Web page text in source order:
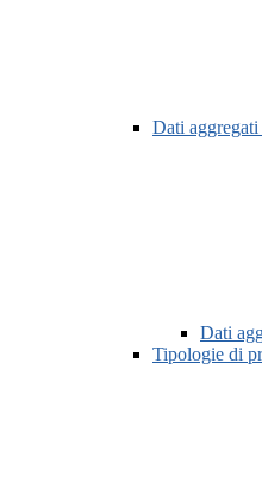
Dati
Dati
Tipologie di